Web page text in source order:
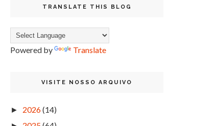
TRANSLATE THIS BLOG
Powered by Translate
VISITE NOSSO ARQUIVO
► 2026(14)